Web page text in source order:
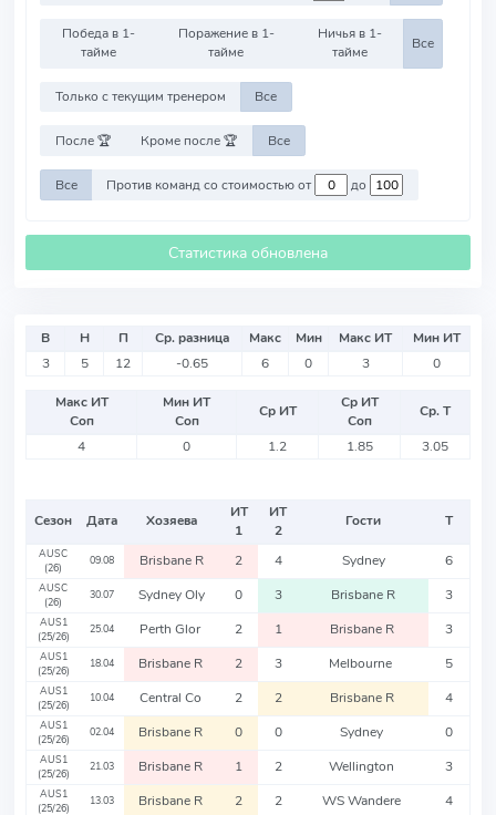
Победа в 1-
тайме
Поражение в 1-
тайме
Ничья в 1-
тайме
Все
Только с текущим тренером Все
После 🏆 Кроме после 🏆 Все
Все Против команд со стоимостью от до
Статистика обновлена
В Н П Ср. разница Макс Мин Макс ИТ
Мин ИТ
3
5 12 -0.65 6 0 3 0
Макс ИТ
Соп
Мин ИТ
Соп
Ср ИТ
Ср ИТ
Соп
Ср. Т
4
0 1.2 1.85 3.05
Сезон Дата Хозяева
ИТ
1
ИТ
2
Гости Т
AUSC
(26)
09.08 Brisbane R 2 4 Sydney 6
AUSC
(26)
30.07 Sydney Oly 0 3 Brisbane R 3
AUS1
(25/26)
25.04 Perth Glor 2 1 Brisbane R 3
AUS1
(25/26)
18.04 Brisbane R 2 3 Melbourne 5
AUS1
(25/26)
10.04 Central Co 2 2 Brisbane R 4
AUS1
(25/26)
02.04 Brisbane R 0 0 Sydney 0
AUS1
(25/26)
21.03 Brisbane R 1 2 Wellington 3
AUS1
(25/26)
13.03 Brisbane R 2 2 WS Wandere 4